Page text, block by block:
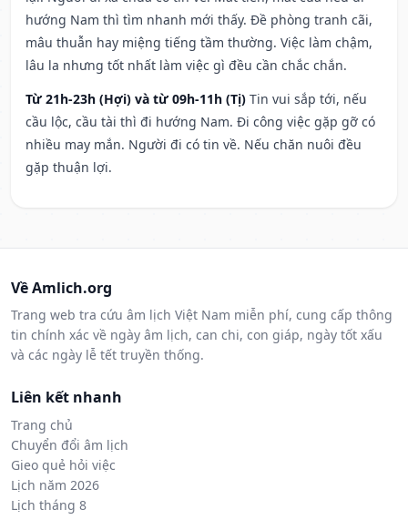
hướng Nam thì tìm nhanh mới thấy. Đề phòng tranh cãi,
mâu thuẫn hay miệng tiếng tầm thường. Việc làm chậm,
lâu la nhưng tốt nhất làm việc gì đều cần chắc chắn.
Từ 21h-23h (Hợi) và từ 09h-11h (Tị) Tin vui sắp tới, nếu
cầu lộc, cầu tài thì đi hướng Nam. Đi công việc gặp gỡ có
nhiều may mắn. Người đi có tin về. Nếu chăn nuôi đều
gặp thuận lợi.
Về Amlich.org
Trang web tra cứu âm lịch Việt Nam miễn phí, cung cấp thông
tin chính xác về ngày âm lịch, can chi, con giáp, ngày tốt xấu
và các ngày lễ tết truyền thống.
Liên kết nhanh
Trang chủ
Chuyển đổi âm lịch
Gieo quẻ hỏi việc
Lịch năm 2026
Lịch tháng 8